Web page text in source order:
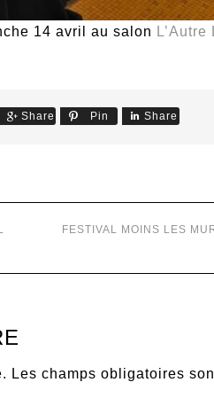
14 avril au salon L’Autre
Share Pin Share
FESTIVAL MOINS LES
Les champs obligatoires